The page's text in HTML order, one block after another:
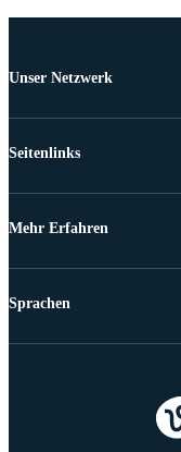
Unser Netzwerk
Seitenlinks
Mehr Erfahren
Sprachen